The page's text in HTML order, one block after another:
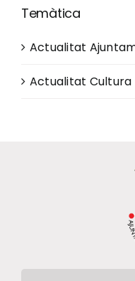
Temàtica
Actualitat
Actualitat Cultura